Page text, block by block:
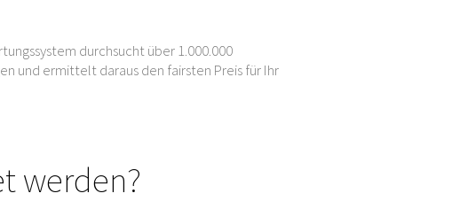
durchsucht über 1.000.000
und ermittelt daraus den fairsten Preis für Ihr
werden?